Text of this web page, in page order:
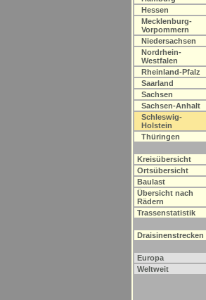
Hessen
Mecklenburg-
Vorpommern
Niedersachsen
Nordrhein-
Westfalen
Rheinland-Pfalz
Saarland
Sachsen
Sachsen-Anhalt
Schleswig-
Holstein
Thüringen
Kreisübersicht
Ortsübersicht
Baulast
Übersicht nach
Rädern
Trassenstatistik
Draisinenstrecken
Europa
Weltweit